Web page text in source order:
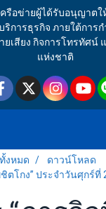
รือข่ายผู้ได้รับอนุญาตใ
บริการธุรกิจ ภายใต้กา
ยเสียง กิจการโทรทัศน์
แห่งชาติ
งหมด
ดาวน์โหลด
ตโกง” ประจำวันศุกร์ที่